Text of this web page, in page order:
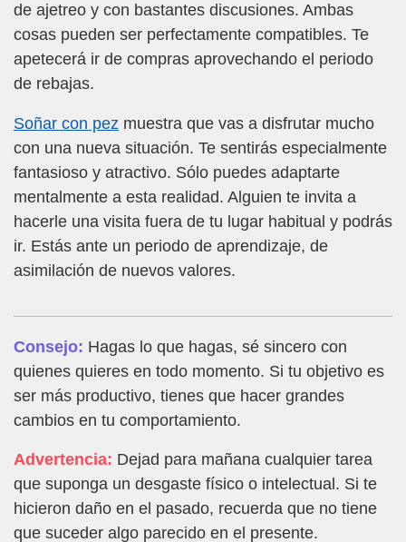
de ajetreo y con bastantes discusiones. Ambas
cosas pueden ser perfectamente compatibles. Te
apetecerá ir de compras aprovechando el periodo
de rebajas.
Soñar con pez muestra que vas a disfrutar mucho
con una nueva situación. Te sentirás especialmente
fantasioso y atractivo. Sólo puedes adaptarte
mentalmente a esta realidad. Alguien te invita a
hacerle una visita fuera de tu lugar habitual y podrás
ir. Estás ante un periodo de aprendizaje, de
asimilación de nuevos valores.
Consejo: Hagas lo que hagas, sé sincero con
quienes quieres en todo momento. Si tu objetivo es
ser más productivo, tienes que hacer grandes
cambios en tu comportamiento.
Advertencia: Dejad para mañana cualquier tarea
que suponga un desgaste físico o intelectual. Si te
hicieron daño en el pasado, recuerda que no tiene
que suceder algo parecido en el presente.